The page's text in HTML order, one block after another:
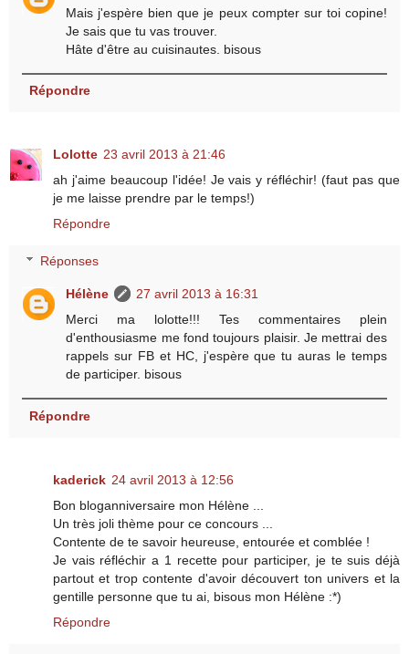
Mais j'espère bien que je peux compter sur toi copine!
Je sais que tu vas trouver.
Hâte d'être au cuisinautes. bisous
Répondre
Lolotte 23 avril 2013 à 21:46
ah j'aime beaucoup l'idée! Je vais y réfléchir! (faut pas que
je me laisse prendre par le temps!)
Répondre
Réponses
Hélène
27 avril 2013 à 16:31
Merci ma lolotte!!! Tes commentaires plein
d'enthousiasme me fond toujours plaisir. Je mettrai des
rappels sur FB et HC, j'espère que tu auras le temps
de participer. bisous
Répondre
kaderick 24 avril 2013 à 12:56
Bon bloganniversaire mon Hélène ...
Un très joli thème pour ce concours ...
Contente de te savoir heureuse, entourée et comblée !
Je vais réfléchir a 1 recette pour participer, je te suis déjà
partout et trop contente d'avoir découvert ton univers et la
gentille personne que tu ai, bisous mon Hélène :*)
Répondre